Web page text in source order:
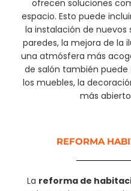
ofrecen soluciones
espacio. Esto puede
la instalación de nuevos
paredes, la mejora de la
una atmósfera más
de salón también
los muebles, la
más
REFORMA
La reforma de